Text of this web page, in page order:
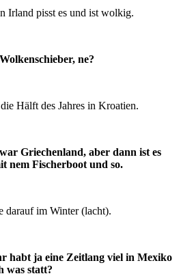
Irland pisst es und ist wolkig.
ne?
Hälft des Jahres in Kroatien.
Griechenland, aber dann ist es
nem Fischerboot und so.
darauf im Winter (lacht).
habt ja eine Zeitlang viel in Mexiko
was statt?